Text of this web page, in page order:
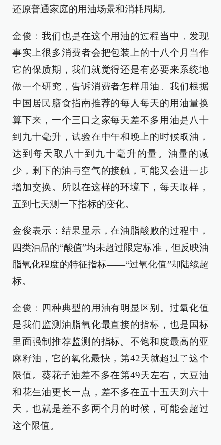
还原普通家庭的用油场景和消耗周期。
金俊：我们也是在这个用油的过程当中，发现
事实上很多消费者会把包装上的十八个月当作
它的保质期，我们就觉得还是有必要来系统地
做一个研究，告诉消费者怎样用油。我们根据
中国居民膳食指南推荐的每人每天的用油量换
算下来，一个三口之家每天差不多用油是八十
到九十毫升，试验在中午和晚上的时候取油，
达到每天取八十到九十毫升的量。油量的减
少，剩下的油与空气的接触，可能又会进一步
增加交换。所以在这样的环境下，每天取样，
五到七天测一下指标的变化。
金俊表示：结果显示，在油脂酸败的过程中，
四类油品的“酸值”均未超过限定标准，但反映油
脂氧化程度的特征指标——“过氧化值”却陆续超
标。
金俊：四种典型的用油有明显区别。过氧化值
是我们监测油脂氧化最直接的指标，也是国标
里面强制推荐监测的指标。不饱和度最高的亚
麻籽油，它的氧化最快，第42天就超过了这个
限值。葵花子油差不多在第49天左右，大豆油
和花生油更长一点，差不多在五十五天到六十
天，也就是差不多两个月的时候，可能会超过
这个限值。